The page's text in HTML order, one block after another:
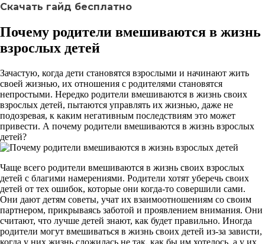
Скачать гайд бесплатно
Почему родители вмешиваются в жизнь
взрослых детей
Зачастую, когда дети становятся взрослыми и начинают жить
своей жизнью, их отношения с родителями становятся
непростыми. Нередко родители вмешиваются в жизнь своих
взрослых детей, пытаются управлять их жизнью, даже не
подозревая, к каким негативным последствиям это может
привести. А почему родители вмешиваются в жизнь взрослых
детей?
Чаще всего родители вмешиваются в жизнь своих взрослых
детей с благими намерениями. Родители хотят уберечь своих
детей от тех ошибок, которые они когда-то совершили сами.
Они дают детям советы, учат их взаимоотношениям со своим
партнером, прикрываясь заботой и проявлением внимания. Они
считают, что лучше детей знают, как будет правильно. Иногда
родители могут вмешиваться в жизнь своих детей из-за зависти,
когда у них жизнь сложилась не так, как бы им хотелось, а у их